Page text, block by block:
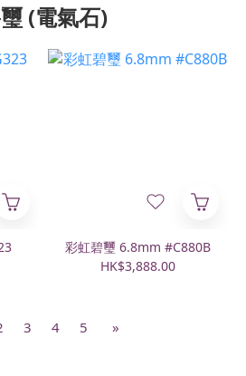
(電氣石)
彩虹碧璽 6.8mm #C880B
HK$3,888.00
3 4 5 »